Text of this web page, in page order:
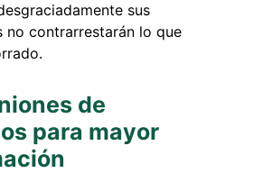
sus
no contrarrestarán lo que
de
para mayor